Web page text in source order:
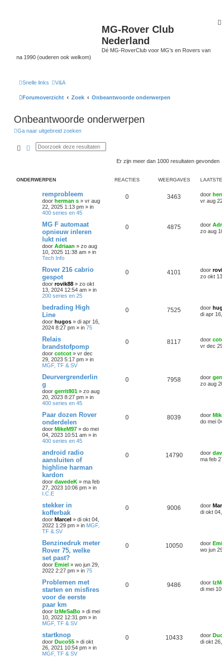
MG-Rover Club
Nederland
Dé MG-RoverClub voor MG's en Rovers van
na 1990 (ouderen ook welkom)
Snelle links V&A
Forumoverzicht Zoek Onbeantwoorde onderwerpen
Onbeantwoorde onderwerpen
Ga naar uitgebreid zoeken
Zoek Uitgebreid zoeken
Er zijn meer dan 1000 resultaten gevonden
ONDERWERPEN REACTIES WEERGAVES
remprobleem
door herman s » vr aug
22, 2025 1:13 pm » in
400 series en 45
0 3463 door
vr aug
MG F automaat
opnieuw inleren
lukt niet
door Adriaan » zo aug
10, 2025 11:38 am » in
Tech Info
0 4875 door
zo aug
Rover 216 cabrio
gespot
door rovik88 » zo okt
13, 2024 12:54 am » in
200 series en 25
0 4101 door
zo okt
bedrading High
Line
door hugos » di apr 16,
2024 8:27 pm » in 75
0 7525 door
di apr
Relais
brandstofpomp
door cotcot » vr dec
29, 2023 5:17 pm » in
MGF, TF & SV
0 8117 door
vr dec
Deurvergrenderlin
g
door gerrit801 » zo aug
20, 2023 8:27 pm » in
400 series en 45
0 7958 door
zo aug
Paar dozen Rover
onderdelen
door MikeM97 » do mei
04, 2023 10:51 am » in
400 series en 45
0 8039 door
do mei
android radio
aansluiten of
highline harman
kardon
door davedeK » ma feb
27, 2023 10:06 pm » in
I.C.E
0 14790 door
ma feb
stekker in
kofferbak
door Marcel » di okt 04,
2022 1:29 pm » in MGF,
TF & SV
0 9006 door
di okt
Benzinedruk meter
Rover 75, welke
set past?
door Emiel » wo jun 29,
2022 2:27 pm » in 75
0 10050 door
wo jun
Problemen met
starten en misfires
voor de eerste
paar km
door IzMeSaBo » di mei
10, 2022 12:31 pm » in
MGF, TF & SV
0 9486 door
di mei
startknop
door Duco55 » di okt
26, 2021 10:54 pm » in
MGF, TF & SV
0 10433 door
di okt